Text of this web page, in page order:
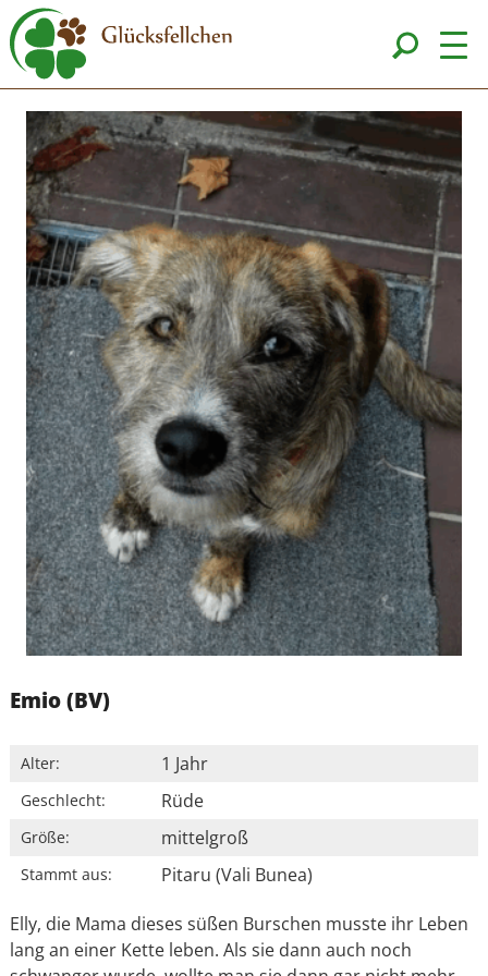
Emio (BV)
Alter: 1 Jahr
Geschlecht: Rüde
Größe: mittelgroß
Stammt aus: Pitaru (Vali Bunea)
Elly, die Mama dieses süßen Burschen musste ihr Leben
lang an einer Kette leben. Als sie dann auch noch